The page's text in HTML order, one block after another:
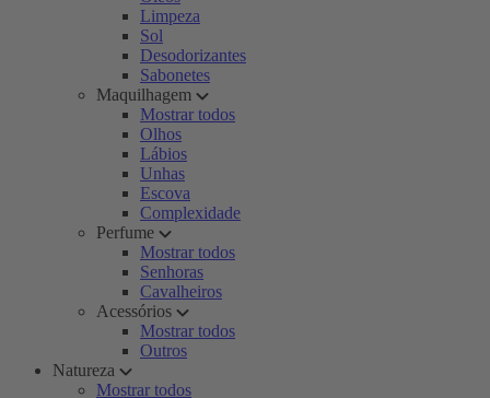
Limpeza
Sol
Desodorizantes
Sabonetes
Maquilhagem
Mostrar todos
Olhos
Lábios
Unhas
Escova
Complexidade
Perfume
Mostrar todos
Senhoras
Cavalheiros
Acessórios
Mostrar todos
Outros
Natureza
Mostrar todos